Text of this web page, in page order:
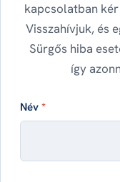
kapcsolatban
Visszahívjuk, és
Sürgős hiba
így
Név*